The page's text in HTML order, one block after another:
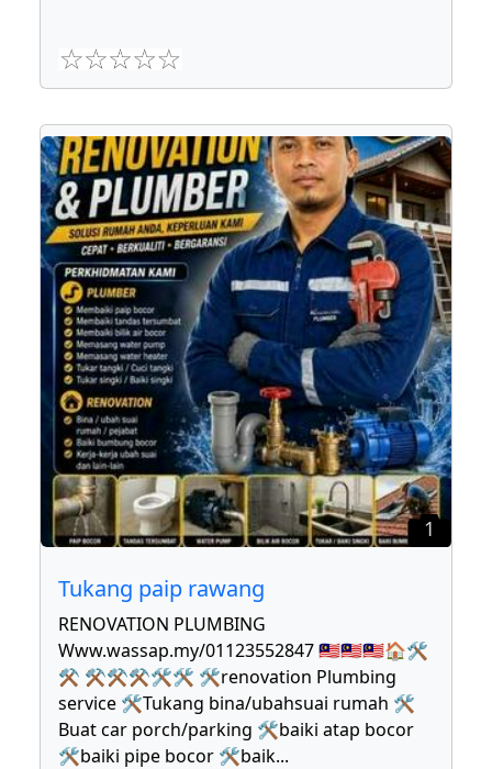
1
Tukang paip rawang
RENOVATION PLUMBING
Www.wassap.my/01123552847 🇲🇾🇲🇾🇲🇾🏠🛠
⚒ ⚒⚒⚒🛠🛠 🛠renovation Plumbing
service 🛠Tukang bina/ubahsuai rumah 🛠
Buat car porch/parking 🛠baiki atap bocor
🛠baiki pipe bocor 🛠baik...